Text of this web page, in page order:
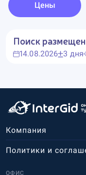
Цены
Поиск
14.08.2026 3 дня
Компания
ОФИС
Политики и